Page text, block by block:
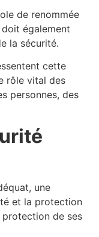
de renommée
également
la sécurité.
cette
rôle vital des
personnes, des
une
et la protection
protection de ses